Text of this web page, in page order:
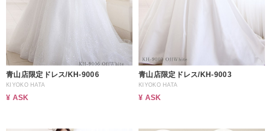
青山店限定ドレス/KH-9006
KIYOKO HATA
¥ ASK
青山店限定ドレス/KH-9003
KIYOKO HATA
¥ ASK